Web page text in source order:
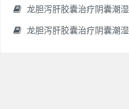
龙胆泻肝胶囊治疗阴囊潮湿吗(龙胆泻肝胶囊治疗阴囊潮湿吗怎么服用)
龙胆泻肝胶囊治疗阴囊潮湿吗怎么服用(龙胆泻肝胶囊治疗阴囊潮湿吗怎么服用效果好)